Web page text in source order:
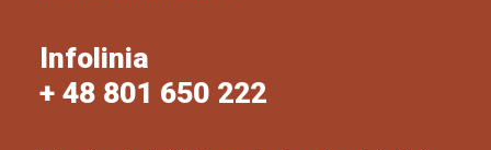
Infolinia
+ 48 801 650 222